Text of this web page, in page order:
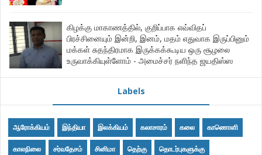
கிழக்கு மாகாணத்தில், குறிப்பாக எவ்விதப்
பிரச்சினையும் இன்றி, இனம், மதம் எதுவாக இருப்பினும்
மக்கள் சுதந்திரமாக இருக்கக்கூடிய ஒரு சூழலை
உருவாக்கியுள்ளோம் - அமைச்சர் நளிந்த ஜயதிஸ்ஸ
Labels
ஆரோக்கியம் இந்தியா இலக்கியம் கலாசாரம் கலை காணொளி
காலநிலை சர்வதேசம் சினிமா தெற்கு தொடர்புகளுக்கு